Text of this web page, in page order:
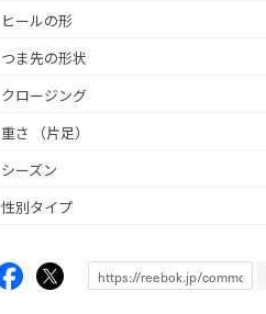
ヒールの形
つま先の形状
クロージング
重さ
（片足）
シーズン
性別タイプ